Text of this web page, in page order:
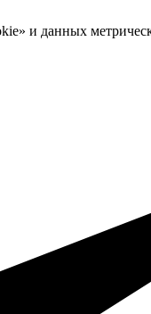
и данных